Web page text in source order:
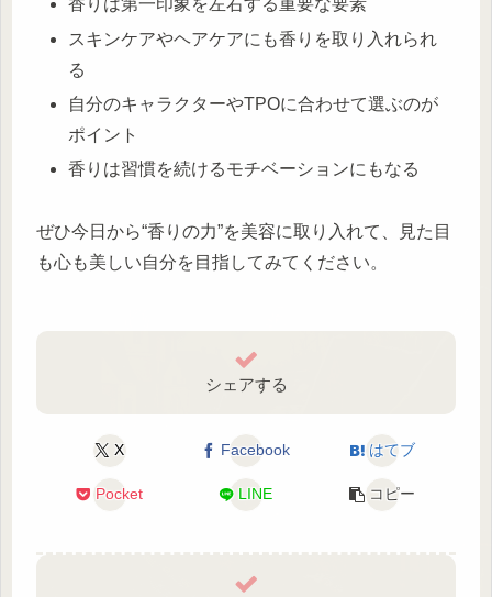
香りは第一印象を左右する重要な要素
スキンケアやヘアケアにも香りを取り入れられ
る
自分のキャラクターやTPOに合わせて選ぶのが
ポイント
香りは習慣を続けるモチベーションにもなる
ぜひ今日から“香りの力”を美容に取り入れて、見た目
も心も美しい自分を目指してみてください。
シェアする
X Facebook はてブ
Pocket LINE コピー